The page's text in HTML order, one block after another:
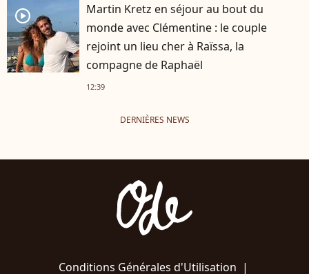
player2
Martin Kretz en séjour au bout du
monde avec Clémentine : le couple
rejoint un lieu cher à Raïssa, la
compagne de Raphaël
12:39
DERNIÈRES NEWS
Conditions Générales d'Utilisation |